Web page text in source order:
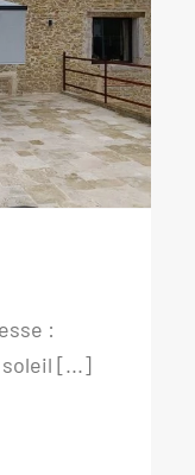
:
[...]